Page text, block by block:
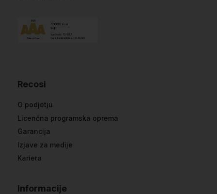
Recosi
O podjetju
Licenčna programska oprema
Garancija
Izjave za medije
Kariera
Informacije